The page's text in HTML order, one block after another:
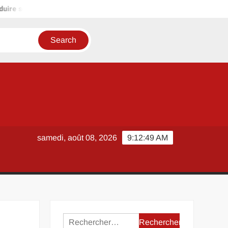
ses charges ?
9:12:49 AM
samedi, août 08, 2026
Rechercher :